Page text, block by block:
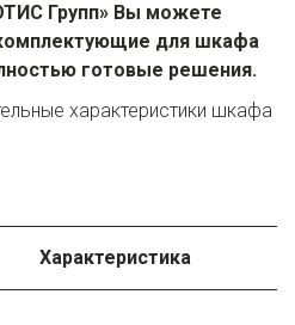
Групп» Вы можете
для шкафа
готовые решения.
характеристики шкафа
Характеристика